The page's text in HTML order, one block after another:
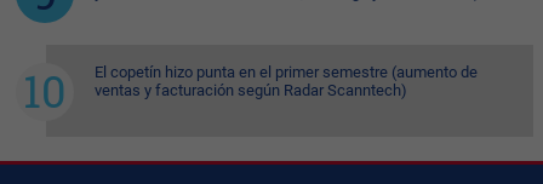
El copetín hizo punta en el primer semestre (aumento de
ventas y facturación según Radar Scanntech)